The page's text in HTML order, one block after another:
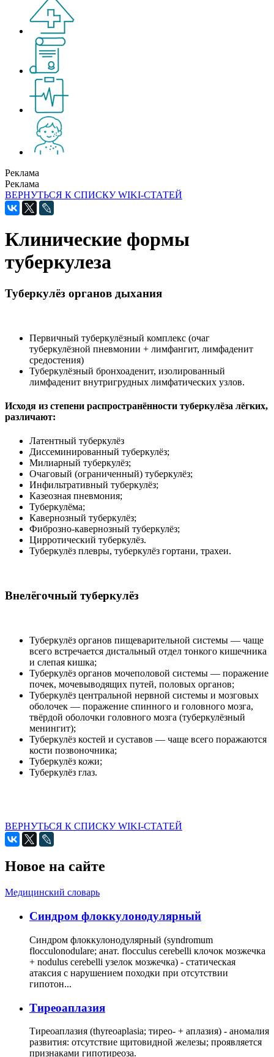
Реклама
Реклама
ВЕРНУТЬСЯ К СПИСКУ WIKI-СТАТЕЙ
Клинические формы
туберкулеза
Туберкулёз органов дыхания
Первичный туберкулёзный комплекс (очаг
туберкулёзной пневмонии + лимфангит, лимфаденит
средостения)
Туберкулёзный бронхоаденит, изолированный
лимфаденит внутригрудных лимфатических узлов.
Исходя из степени распространённости туберкулёза лёгких,
различают:
Латентный туберкулёз
Диссеминированный туберкулёз;
Милиарный туберкулёз;
Очаговый (ограниченный) туберкулёз;
Инфильтративный туберкулёз;
Казеозная пневмония;
Туберкулёма;
Кавернозный туберкулёз;
Фиброзно-кавернозный туберкулёз;
Цирротический туберкулёз.
Туберкулёз плевры, туберкулёз гортани, трахеи.
Внелёгочный туберкулёз
Туберкулёз органов пищеварительной системы — чаще
всего встречается дистальный отдел тонкого кишечника
и слепая кишка;
Туберкулёз органов мочеполовой системы — поражение
почек, мочевыводящих путей, половых органов;
Туберкулёз центральной нервной системы и мозговых
оболочек — поражение спинного и головного мозга,
твёрдой оболочки головного мозга (туберкулёзный
менингит);
Туберкулёз костей и суставов — чаще всего поражаются
кости позвоночника;
Туберкулёз кожи;
Туберкулёз глаз.
ВЕРНУТЬСЯ К СПИСКУ WIKI-СТАТЕЙ
Новое на сайте
Медицинский словарь
Cиндром флоккулонодулярный
Синдром флоккулонодулярный (syndromum
flocculonodulare; анат. flocculus cerebelli клочок мозжечка
+ nodulus cerebelli узелок мозжечка) - статическая
атаксия с нарушением походки при отсутствии
гипотон...
Тиреоаплазия
Тиреоаплазия (thyreoaplasia; тирео- + аплазия) - аномалия
развития: отсутствие щитовидной железы; проявляется
признаками гипотиреоза.